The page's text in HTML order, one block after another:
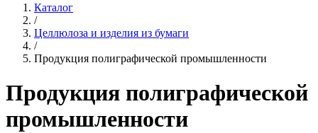
Каталог
/
Целлюлоза и изделия из бумаги
/
Продукция полиграфической промышленности
Продукция полиграфической
промышленности